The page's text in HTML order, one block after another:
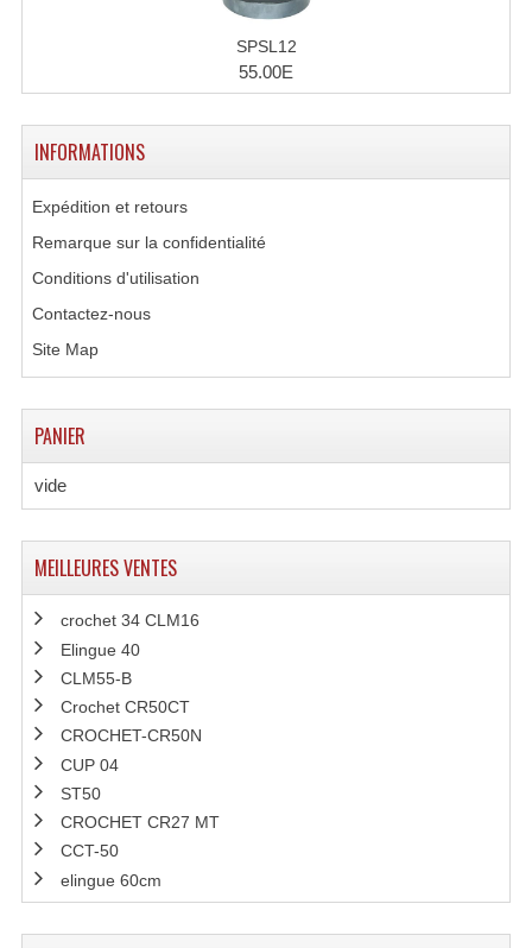
SPSL12
55.00E
INFORMATIONS
Expédition et retours
Remarque sur la confidentialité
Conditions d'utilisation
Contactez-nous
Site Map
PANIER
vide
MEILLEURES VENTES
crochet 34 CLM16
Elingue 40
CLM55-B
Crochet CR50CT
CROCHET-CR50N
CUP 04
ST50
CROCHET CR27 MT
CCT-50
elingue 60cm